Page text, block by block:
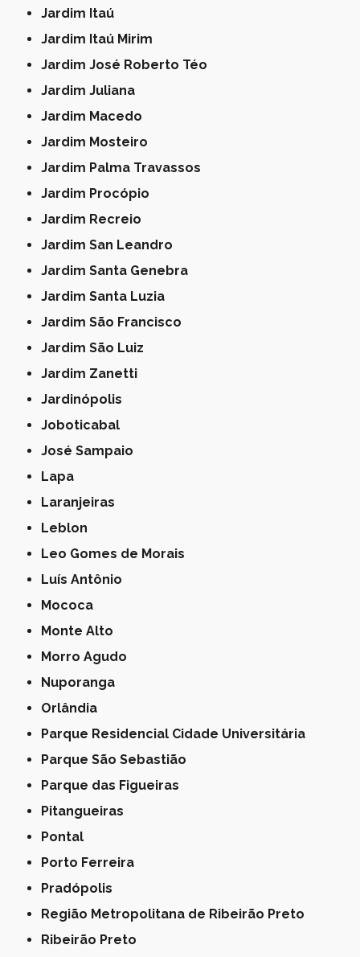
Jardim Itaú
Jardim Itaú Mirim
Jardim José Roberto Téo
Jardim Juliana
Jardim Macedo
Jardim Mosteiro
Jardim Palma Travassos
Jardim Procópio
Jardim Recreio
Jardim San Leandro
Jardim Santa Genebra
Jardim Santa Luzia
Jardim São Francisco
Jardim São Luiz
Jardim Zanetti
Jardinópolis
Joboticabal
José Sampaio
Lapa
Laranjeiras
Leblon
Leo Gomes de Morais
Luís Antônio
Mococa
Monte Alto
Morro Agudo
Nuporanga
Orlândia
Parque Residencial Cidade Universitária
Parque São Sebastião
Parque das Figueiras
Pitangueiras
Pontal
Porto Ferreira
Pradópolis
Região Metropolitana de Ribeirão Preto
Ribeirão Preto